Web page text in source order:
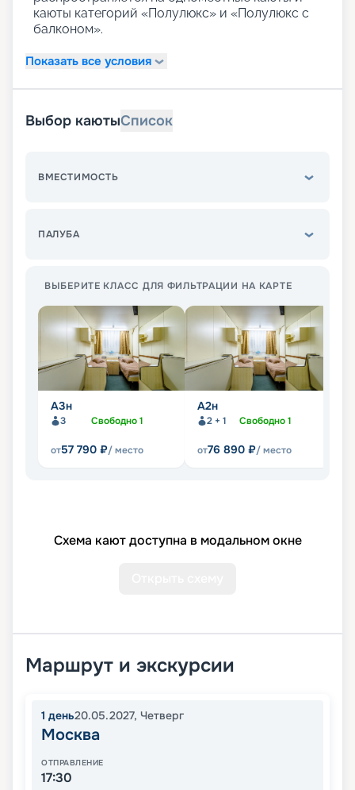
каюты категорий «Полулюкс» и «Полулюкс с
балконом».
Показать все условия
Выбор каютыСписок
ВМЕСТИМОСТЬ
ПАЛУБА
ВЫБЕРИТЕ КЛАСС ДЛЯ ФИЛЬТРАЦИИ НА КАРТЕ
А3н
3 Свободно1
от57 790 ₽/ место
А2н
2 + 1 Свободно1
от76 890 ₽/ место
Схема кают доступна в модальном окне
Маршрут и экскурсии
1 день20.05.2027, Четверг
Москва
ОТПРАВЛЕНИЕ
17:30